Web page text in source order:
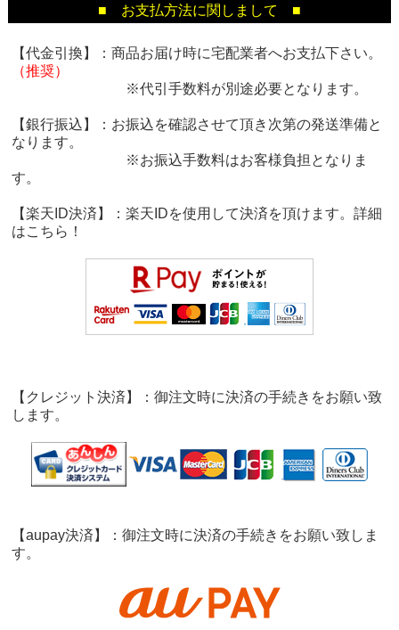
■ お支払方法に関しまして ■
【代金引換】：商品お届け時に宅配業者へお支払下さい。
（推奨）
※代引手数料が別途必要となります。
【銀行振込】：お振込を確認させて頂き次第の発送準備と
なります。
※お振込手数料はお客様負担となりま
す。
【楽天ID決済】：楽天IDを使用して決済を頂けます。詳細
はこちら！
【クレジット決済】：御注文時に決済の手続きをお願い致
します。
【aupay決済】：御注文時に決済の手続きをお願い致しま
す。